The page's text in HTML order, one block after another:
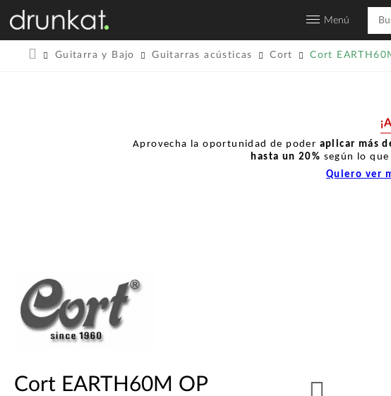
Menú
Guitarra y Bajo Guitarras acústicas Cort Cort
Aprovecha la oportunidad de poder aplicar más
hasta un 20% según lo
Quiero ver
Cort EARTH60M OP